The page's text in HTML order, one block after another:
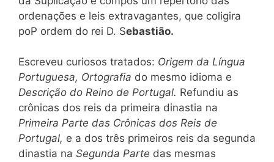
ordenações e leis extravagantes, que coligira
poP ordem do rei D. Sebastião.
Escreveu curiosos tratados: Origem da Língua
Portuguesa, Ortografia do mesmo idioma e
Descrição do Reino de Portugal. Refundiu as
crônicas dos reis da primeira dinastia na
Primeira Parte das Crônicas dos Reis de
Portugal, e a dos três primeiros reis da segunda
dinastia na Segunda Parte das mesmas